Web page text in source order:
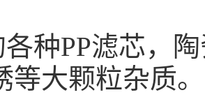
各种PP滤芯，
等大颗粒杂质。